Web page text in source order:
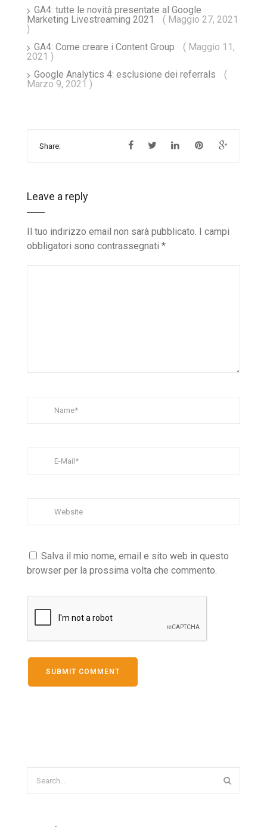
GA4: tutte le novità presentate al Google
Marketing Livestreaming 2021
( Maggio 27, 2021
)
GA4: Come creare i Content Group
( Maggio 11,
2021 )
Google Analytics 4: esclusione dei referrals
(
Marzo 9, 2021 )
Share:
Leave a reply
Il tuo indirizzo email non sarà pubblicato. I campi
obbligatori sono contrassegnati *
Salva il mio nome, email e sito web in questo
browser per la prossima volta che commento.